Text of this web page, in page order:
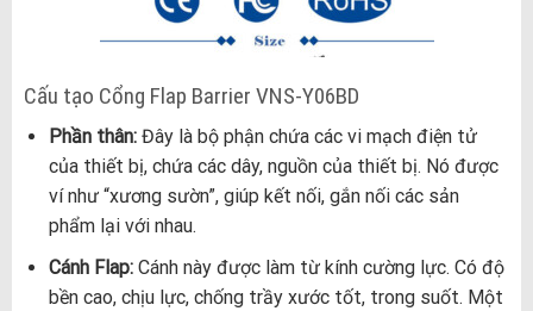
Cấu tạo Cổng Flap Barrier VNS-Y06BD
Phần thân:Đây là bộ phận chứa các vi mạch điện tử
của thiết bị, chứa các dây, nguồn của thiết bị. Nó được
ví như “xương sườn”, giúp kết nối, gắn nối các sản
phẩm lại với nhau.
Cánh Flap:Cánh này được làm từ kính cường lực. Có độ
bền cao, chịu lực, chống trầy xước tốt, trong suốt. Một